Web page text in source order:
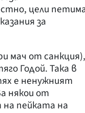
цели
за
мач от санкция),
Годой. Така в
е ненужният
някои от
пейката на